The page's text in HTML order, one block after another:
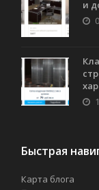
и
Быстрая
Карта блога